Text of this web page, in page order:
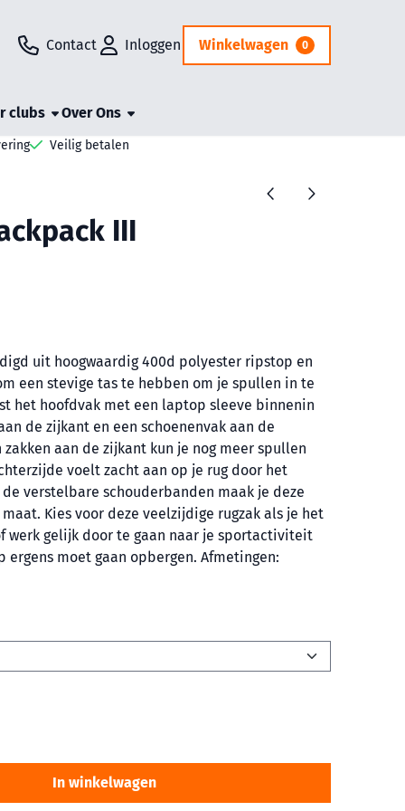
Contact Inloggen Winkelwagen 0
clubs Over Ons
Veilig betalen
III
uit hoogwaardig 400d polyester ripstop en
een stevige tas te hebben om je spullen in te
het hoofdvak met een laptop sleeve binnenin
de zijkant en een schoenenvak aan de
aan de zijkant kun je nog meer spullen
voelt zacht aan op je rug door het
verstelbare schouderbanden maak je deze
Kies voor deze veelzijdige rugzak als je het
werk gelijk door te gaan naar je sportactiviteit
moet gaan opbergen. Afmetingen:
In winkelwagen